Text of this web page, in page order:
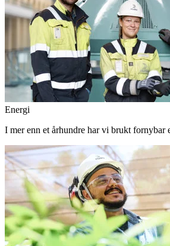
Energi
I mer enn et århundre har vi brukt